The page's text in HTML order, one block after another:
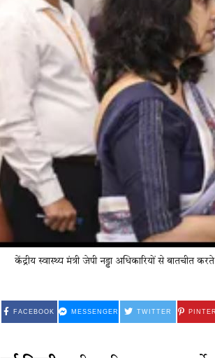
केंद्रीय स्वास्थ्य मंत्री जेपी नड्डा अधिकारियों से बातचीत
FACEBOOK MESSENGER TWITTER